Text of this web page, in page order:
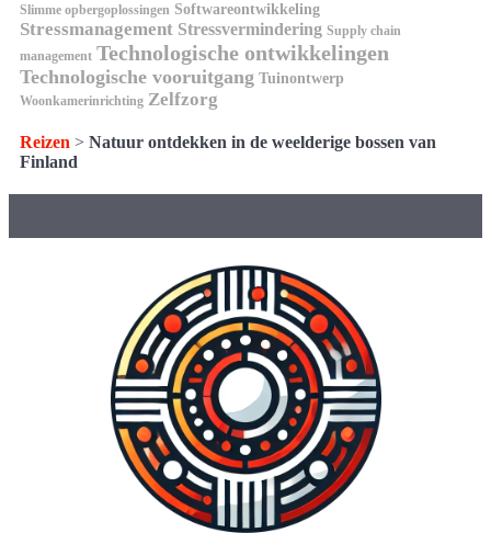
Slimme opbergoplossingen Softwareontwikkeling
Stressmanagement Stressvermindering Supply chain
management Technologische ontwikkelingen
Technologische vooruitgang Tuinontwerp
Woonkamerinrichting Zelfzorg
Reizen > Natuur ontdekken in de weelderige bossen van
Finland